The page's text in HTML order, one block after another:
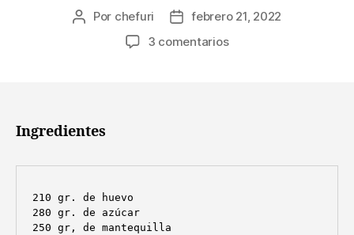
Autor
Por chefuri
Fechafebrero 21, 2022
3 comentariosen
Ingredientes
210 gr. de huevo
280 gr. de azúcar
250 gr, de mantequilla